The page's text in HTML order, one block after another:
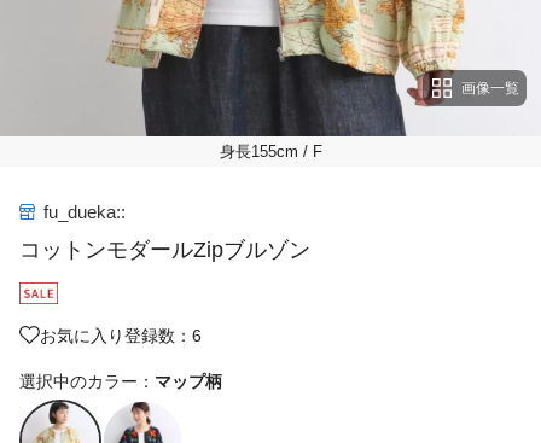
画像一覧
身長155cm / F
fu_dueka::
コットンモダールZipブルゾン
お気に入り登録数：6
選択中のカラー： マップ柄